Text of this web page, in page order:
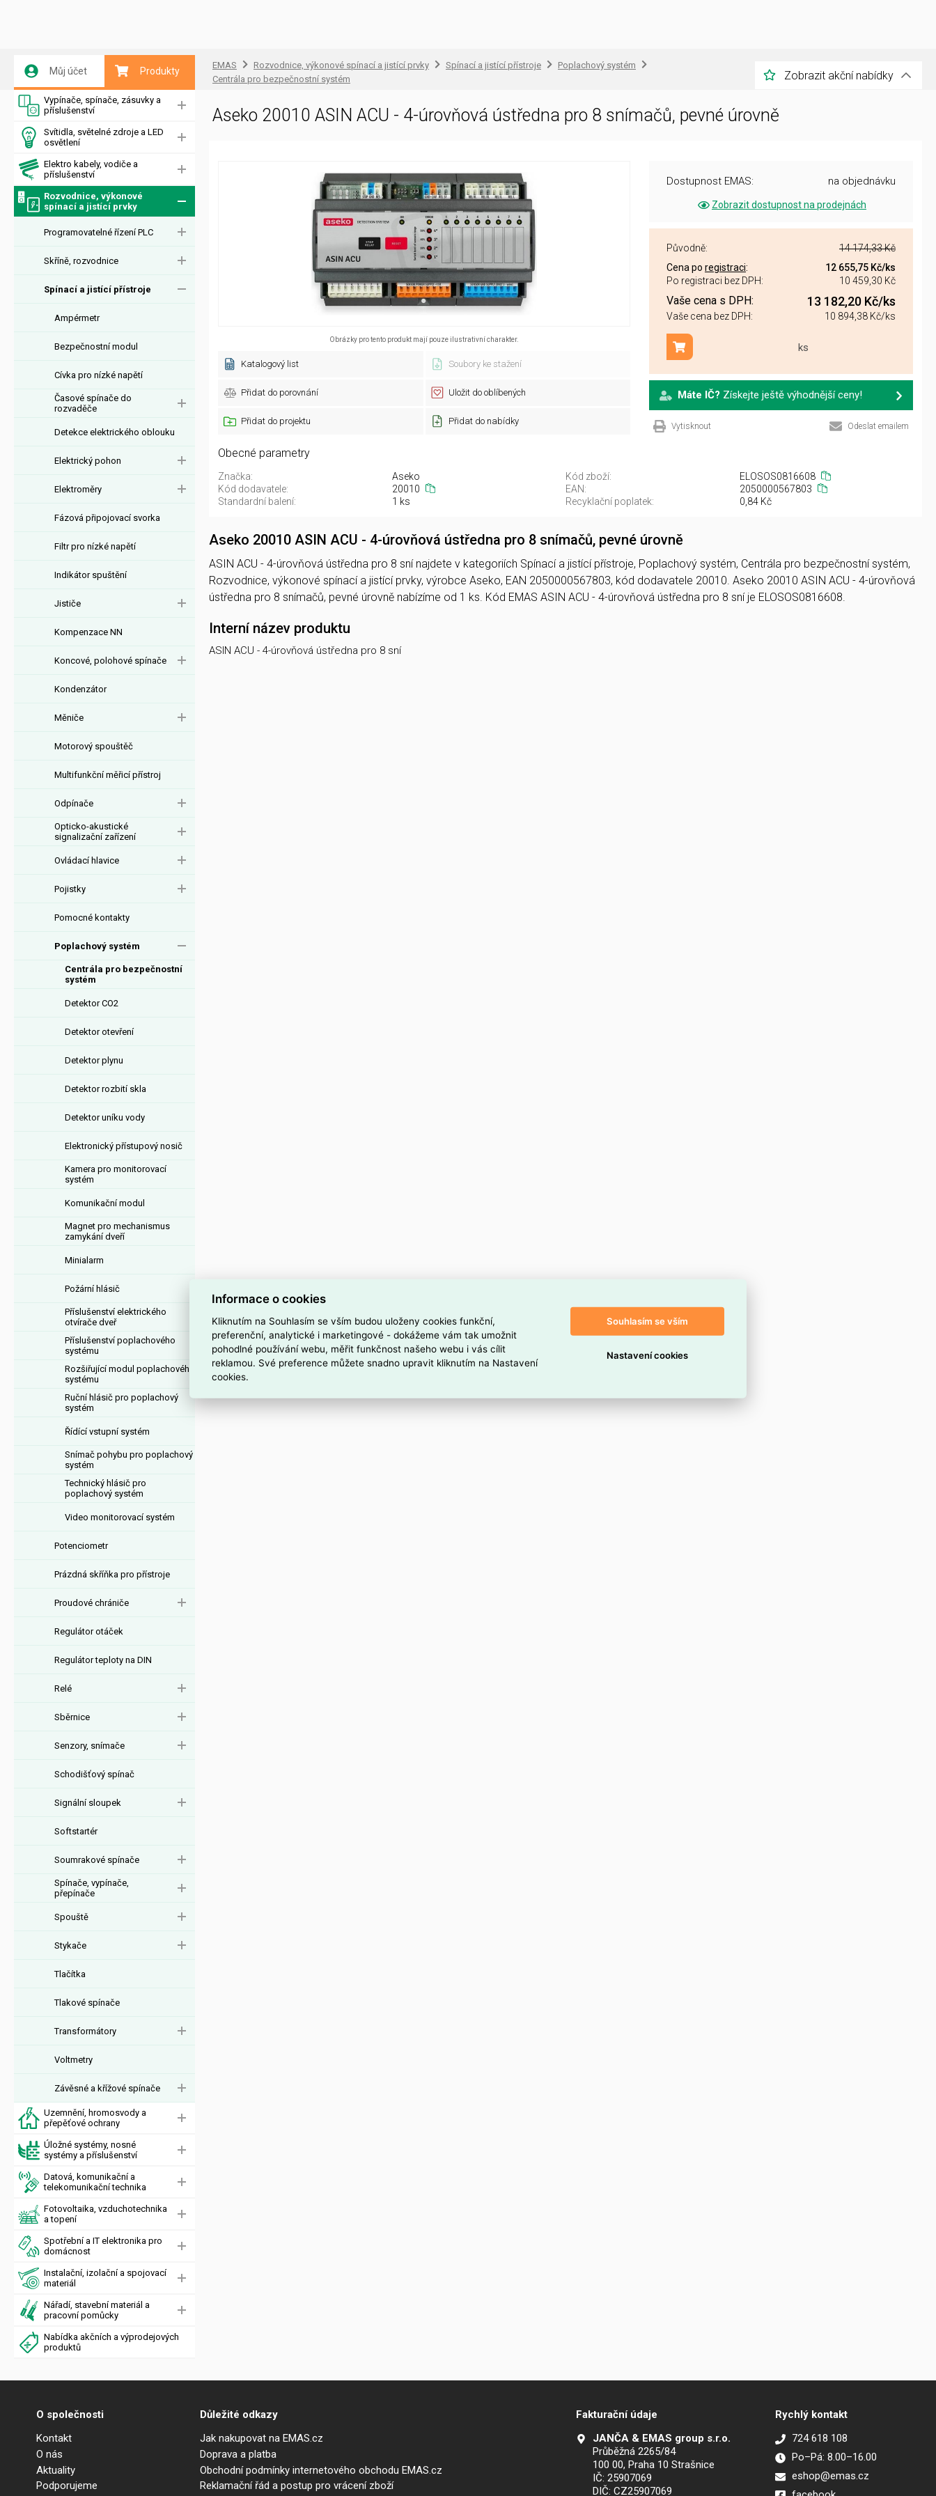
Můj účet Produkty
Vypínače, spínače, zásuvky a
příslušenství
Svítidla, světelné zdroje a LED
osvětlení
Elektro kabely, vodiče a
příslušenství
Rozvodnice, výkonové
spínací a jistící prvky
Programovatelné řízení PLC
Skříně, rozvodnice
Spínací a jistící přístroje
Ampérmetr
Bezpečnostní modul
Cívka pro nízké napětí
Časové spínače do
rozvaděče
Detekce elektrického oblouku
Elektrický pohon
Elektroměry
Fázová připojovací svorka
Filtr pro nízké napětí
Indikátor spuštění
Jističe
Kompenzace NN
Koncové, polohové spínače
Kondenzátor
Měniče
Motorový spouštěč
Multifunkční měřicí přístroj
Odpínače
Opticko-akustické
signalizační zařízení
Ovládací hlavice
Pojistky
Pomocné kontakty
Poplachový systém
Centrála pro bezpečnostní
systém
Detektor CO2
Detektor otevření
Detektor plynu
Detektor rozbití skla
Detektor uníku vody
Elektronický přístupový nosič
Kamera pro monitorovací
systém
Komunikační modul
Magnet pro mechanismus
zamykání dveří
Minialarm
Požární hlásič
Příslušenství elektrického
otvírače dveř
Příslušenství poplachového
systému
Rozšiřující modul poplachového
systému
Ruční hlásič pro poplachový
systém
Řídící vstupní systém
Snímač pohybu pro poplachový
systém
Technický hlásič pro
poplachový systém
Video monitorovací systém
Potenciometr
Prázdná skříňka pro přístroje
Proudové chrániče
Regulátor otáček
Regulátor teploty na DIN
Relé
Sběrnice
Senzory, snímače
Schodišťový spínač
Signální sloupek
Softstartér
Soumrakové spínače
Spínače, vypínače,
přepínače
Spouště
Stykače
Tlačítka
Tlakové spínače
Transformátory
Voltmetry
Závěsné a křížové spínače
Uzemnění, hromosvody a
přepěťové ochrany
Úložné systémy, nosné
systémy a příslušenství
Datová, komunikační a
telekomunikační technika
Fotovoltaika, vzduchotechnika
a topení
Spotřební a IT elektronika pro
domácnost
Instalační, izolační a spojovací
materiál
Nářadí, stavební materiál a
pracovní pomůcky
Nabídka akčních a výprodejových
produktů
EMAS Rozvodnice, výkonové spínací a jistící prvky Spínací a jistící přístroje
Poplachový systém
Centrála pro bezpečnostní systém
Zobrazit akční nabídky
Aseko 20010 ASIN ACU - 4-úrovňová ústředna pro 8 snímačů, pevné úrovně
Obrázky pro tento produkt mají pouze ilustrativní charakter.
Katalogový list Soubory ke stažení
Přidat do porovnání Uložit do oblíbených
Přidat do projektu Přidat do nabídky
Dostupnost EMAS: na objednávku
Zobrazit dostupnost na prodejnách
Původně:
14 174,33 Kč
Cena po registraci: 12 655,75 Kč/ks
Po registraci bez DPH:
10 459,30 Kč
Vaše cena s DPH: 13 182,20 Kč/ks
Vaše cena bez DPH: 10 894,38 Kč/ks
ks
Přidat do košíku
Máte IČ? Získejte ještě výhodnější ceny!
Vytisknout Odeslat emailem
Obecné parametry
Značka: Aseko Kód zboží:
ELOSOS0816608
Kód dodavatele:
20010 EAN:
2050000567803
Standardní balení:
1 ks Recyklační poplatek: 0,84 Kč
Aseko 20010 ASIN ACU - 4-úrovňová ústředna pro 8 snímačů, pevné úrovně
ASIN ACU - 4-úrovňová ústředna pro 8 sní najdete v kategoriích Spínací a jistící přístroje, Poplachový systém, Centrála pro bezpečnostní systém,
Rozvodnice, výkonové spínací a jistící prvky, výrobce Aseko, EAN 2050000567803, kód dodavatele 20010. Aseko 20010 ASIN ACU - 4-úrovňová
ústředna pro 8 snímačů, pevné úrovně nabízíme od 1 ks. Kód EMAS ASIN ACU - 4-úrovňová ústředna pro 8 sní je ELOSOS0816608.
Interní název produktu
ASIN ACU - 4-úrovňová ústředna pro 8 sní
O společnosti
Kontakt
O nás
Aktuality
Podporujeme
Důležité odkazy
Jak nakupovat na EMAS.cz
Doprava a platba
Obchodní podmínky internetového obchodu EMAS.cz
Reklamační řád a postup pro vrácení zboží
Fakturační údaje
JANČA & EMAS group s.r.o.
Průběžná 2265/84
100 00, Praha 10 Strašnice
IČ: 25907069
DIČ: CZ25907069
Rychlý kontakt
724 618 108
Po–Pá: 8.00–16.00
eshop@emas.cz
Informace o cookies
Kliknutím na Souhlasím se vším budou uloženy cookies funkční,
preferenční, analytické i marketingové - dokážeme vám tak umožnit
pohodlné používání webu, měřit funkčnost našeho webu i vás cílit
reklamou. Své preference můžete snadno upravit kliknutím na Nastavení
cookies.
Souhlasím se vším
Nastavení cookies